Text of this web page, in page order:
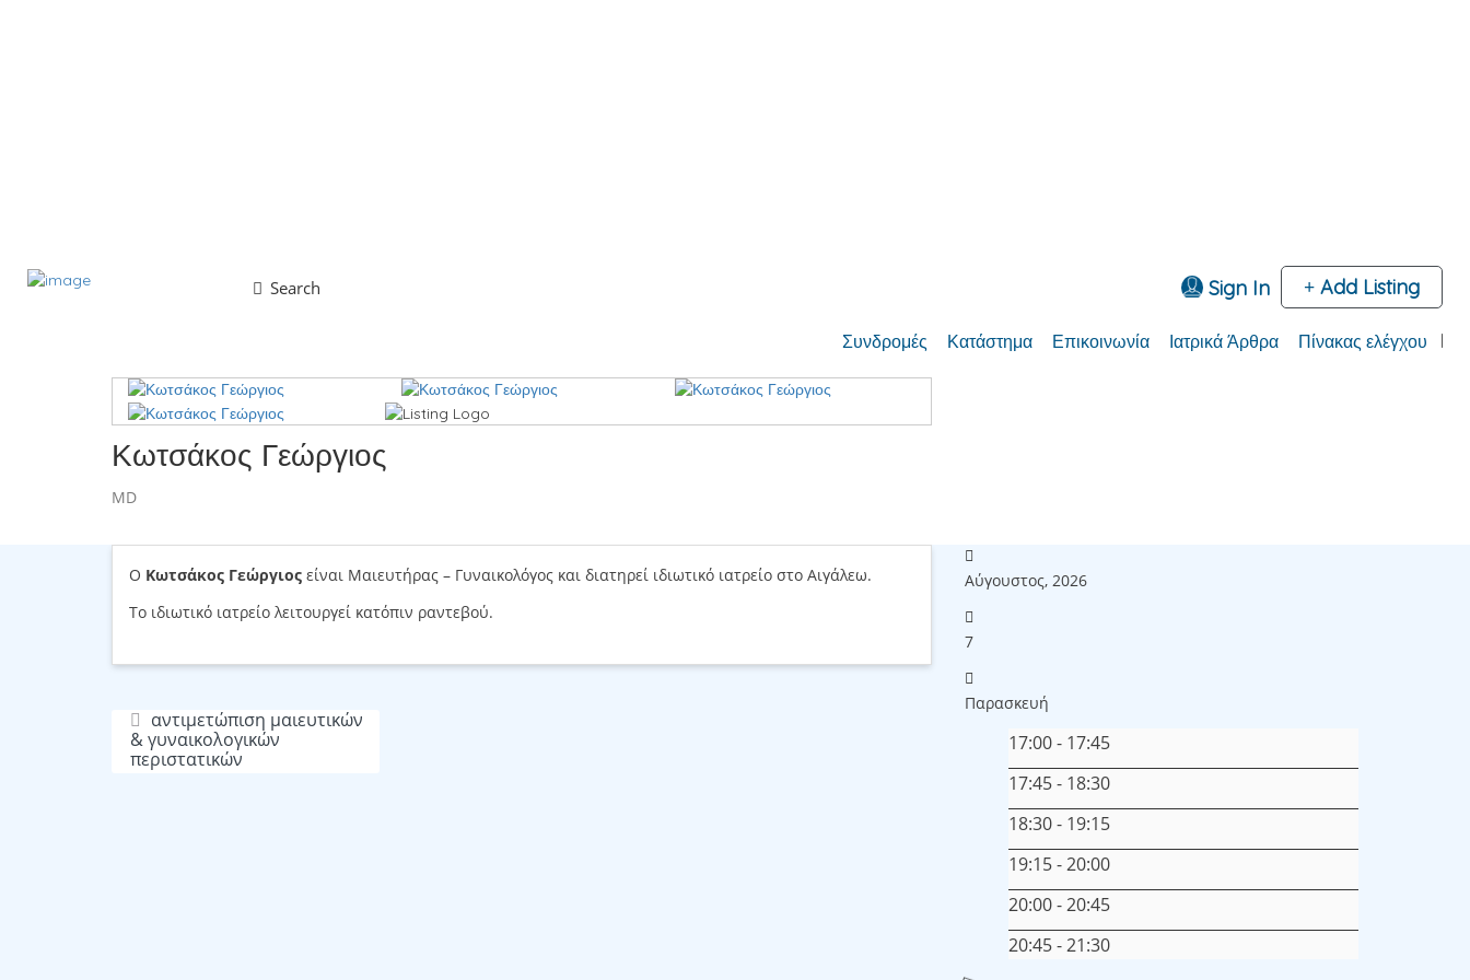
Search Sign In Add Listing
Συνδρομές Κατάστημα Επικοινωνία Ιατρικά Άρθρα Πίνακας ελέγχου
Κωτσάκος Γεώργιος
MD
Save
Ο Κωτσάκος Γεώργιος είναι Μαιευτήρας – Γυναικολόγος και διατηρεί ιδιωτικό ιατρείο στο Αιγάλεω.
Το ιδιωτικό ιατρείο λειτουργεί κατόπιν ραντεβού.
αντιμετώπιση μαιευτικών
& γυναικολογικών
περιστατικών
Αύγουστος, 2026
7
Παρασκευή
17:00- 17:45
17:45- 18:30
18:30- 19:15
19:15-20:00
20:00-20:45
20:45-21:30